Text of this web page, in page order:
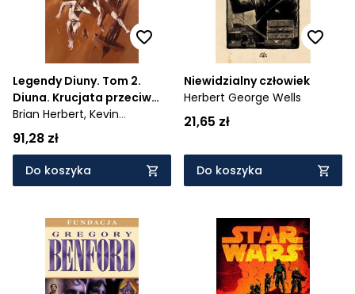
Legendy Diuny. Tom 2.
Diuna. Krucjata przeciw
maszynom
Brian Herbert, Kevin
Anderson
91,28 zł
Do koszyka
Niewidzialny człowiek
Herbert George Wells
21,65 zł
Do koszyka